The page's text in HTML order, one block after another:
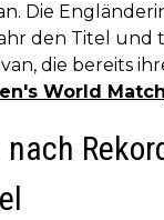
Die
den Titel und
die bereits
World